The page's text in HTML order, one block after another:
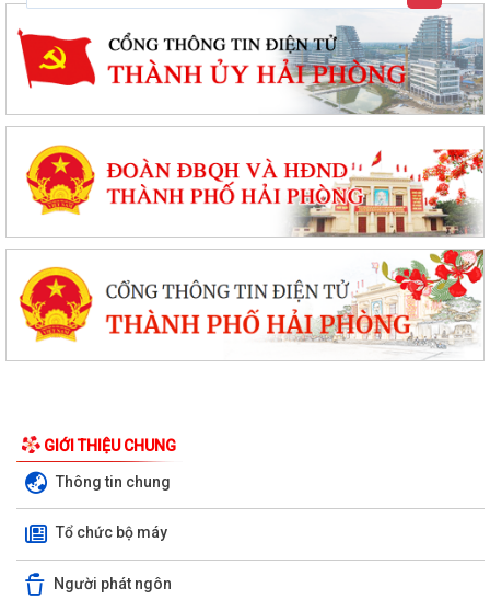
GIỚI THIỆU CHUNG
Thông tin chung
Tổ chức bộ máy
Người phát ngôn